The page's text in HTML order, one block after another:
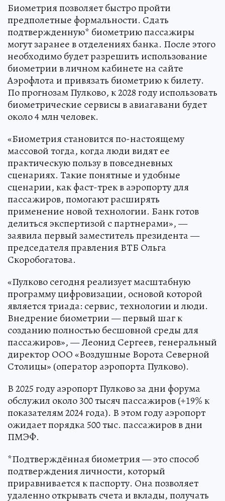
Биометрия позволяет быстро пройти
предполетные формальности. Сдать
подтвержденную* биометрию пассажиры
могут заранее в отделениях банка. После этого
необходимо будет разрешить использование
биометрии в личном кабинете на сайте
Аэрофлота и привязать биометрию к билету.
По прогнозам Пулково, к 2028 году использовать
биометрические сервисы в авиагавани будет
около 4 млн человек.
«Биометрия становится по-настоящему
массовой тогда, когда люди видят ее
практическую пользу в повседневных
сценариях. Такие понятные и удобные
сценарии, как фаст-трек в аэропорту для
пассажиров, помогают расширять
применение новой технологии. Банк готов
делиться экспертизой с партнерами», —
заявила первый заместитель президента —
председателя правления ВТБ Ольга
Скоробогатова.
«Пулково сегодня реализует масштабную
программу цифровизации, основой которой
является триада: сервис, технологии и люди.
Внедрение биометрии — первый шаг к
созданию полностью бесшовной среды для
пассажиров», — Леонид Сергеев, генеральный
директор ООО «Воздушные Ворота Северной
Столицы» (оператор аэропорта Пулково).
В 2025 году аэропорт Пулково за дни форума
обслужил около 300 тысяч пассажиров (+19% к
показателям 2024 года). В этом году аэропорт
ожидает порядка 500 тыс. пассажиров в дни
ПМЭФ.
*Подтверждённая биометрия — это способ
подтверждения личности, который
приравнивается к паспорту. Она позволяет
удаленно открывать счета и вклады, получать